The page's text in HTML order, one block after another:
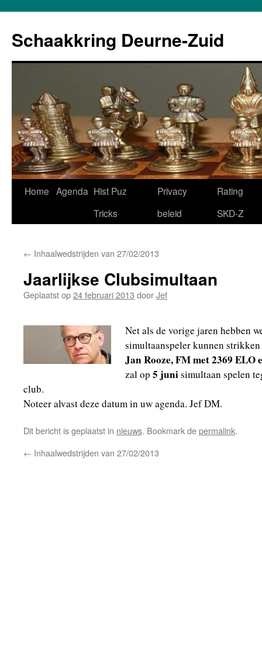
Schaakkring Deurne-Zuid
Ga
inhoud
Home Agenda Hist Puz
Tricks
Privacy
beleid
Rating
SKD-Z
← Inhaalwedstrijden van 27/02/2013
Jaarlijkse Clubsimultaan
Geplaatst op24 februari 2013 doorJef
Net als de vorige jaren hebben
simultaanspeler kunnen
Jan Rooze, FM met 2369 ELO
zal op 5 junisimultaan spelen
club.
Noteer alvast deze datum in uw agenda. Jef DM.
Dit bericht is geplaatst in nieuws. Bookmark depermalink.
← Inhaalwedstrijden van 27/02/2013